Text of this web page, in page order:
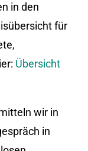
in den
für
Übersicht
wir in
in